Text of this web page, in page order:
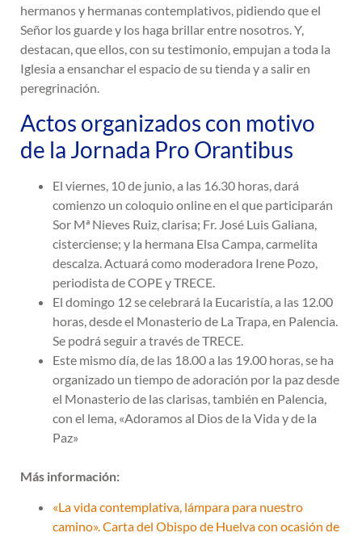
hermanos y hermanas contemplativos, pidiendo que el
Señor los guarde y los haga brillar entre nosotros. Y,
destacan, que ellos, con su testimonio, empujan a toda la
Iglesia a ensanchar el espacio de su tienda y a salir en
peregrinación.
Actos organizados con motivo
de la Jornada Pro Orantibus
El viernes, 10 de junio, a las 16.30 horas, dará
comienzo un coloquio online en el que participarán
Sor Mª Nieves Ruiz, clarisa; Fr. José Luis Galiana,
cisterciense; y la hermana Elsa Campa, carmelita
descalza. Actuará como moderadora Irene Pozo,
periodista de COPE y TRECE.
El domingo 12 se celebrará la Eucaristía, a las 12.00
horas, desde el Monasterio de La Trapa, en Palencia.
Se podrá seguir a través de TRECE.
Este mismo día, de las 18.00 a las 19.00 horas, se ha
organizado un tiempo de adoración por la paz desde
el Monasterio de las clarisas, también en Palencia,
con el lema, «Adoramos al Dios de la Vida y de la
Paz»
Más información:
«La vida contemplativa, lámpara para nuestro
camino». Carta del Obispo de Huelva con ocasión de